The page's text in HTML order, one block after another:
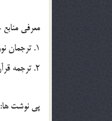
معرفي
1. ترجمان نور (طرحي نو در آموزش ترجمه)، هادي حجت.
2. ترجمه قرآن و نکات نحوي؛ اصغر برزي.
پي نوشت ها: